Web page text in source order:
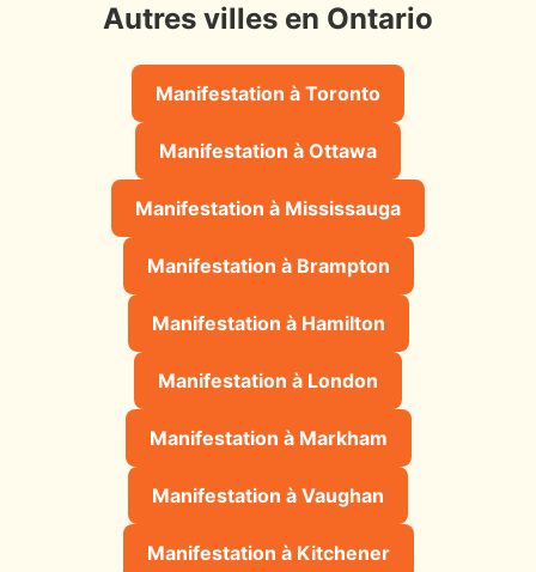
Autres villes en Ontario
Manifestation à Toronto
Manifestation à Ottawa
Manifestation à Mississauga
Manifestation à Brampton
Manifestation à Hamilton
Manifestation à London
Manifestation à Markham
Manifestation à Vaughan
Manifestation à Kitchener